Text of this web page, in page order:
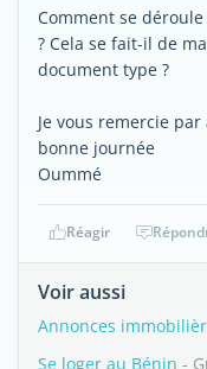
Comment se
? Cela se fait-il de
document type ?
Je vous remercie
bonne journée
Oummé
Réagir
Voir aussi
Annonces
Se loger au Bénin -